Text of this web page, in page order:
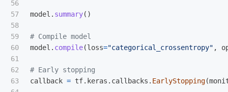
56
57
58
59
60
61
62
63
model . summary()
model . compile(loss="categorical_crossentropy" ,
callback = tf. keras . callbacks . EarlyStopping(